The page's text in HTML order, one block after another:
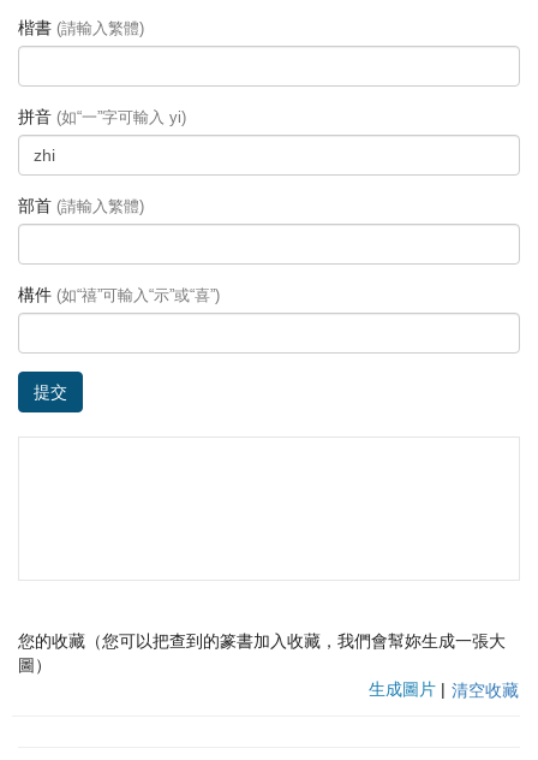
楷書 (請輸入繁體)
拼音 (如“一”字可輸入 yi)
部首 (請輸入繁體)
構件 (如“禧”可輸入“示”或“喜”)
提交
您的收藏（您可以把查到的篆書加入收藏，我們會幫妳生成一張大
圖）
生成圖片 | 清空收藏